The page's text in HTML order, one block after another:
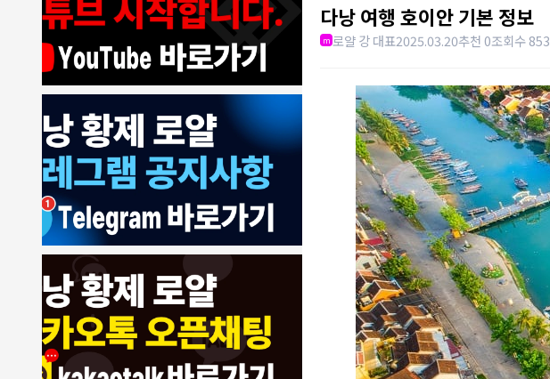
8/4/2026
모기한테물림:여기도 문의해보면 바로 알려줌
모기한테물림 :정찰가보다 쌀수 없음
결혼안해:ㄹㅇ 팩트 ㅋㅋㅋㅋ
결혼안해:ㄹㅇ 팩트 ㅋㅋㅋㅋ
8/5/2026
다낭 여행 호이안 기본 정보
m 로얄 강 대표2025.03.20추천 0조회수 853